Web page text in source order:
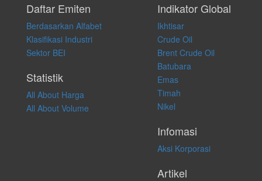
pribadi. Kami tidak memberi anjuran, saran, rekomendasi untuk
membeli, menjual atau melakukan aktivitas lain yang terkait dengan
transaksi perdagangan apapun, dan kami tidak bertanggung jawab
atas keputusan investasi yang dilakukan dalam kondisi dan situasi
apapun juga, yang diakibatkan secara langsung maupun tidak
langsung atas konten pada website ini.
Daftar Emiten
Berdasarkan Alfabet
Klasifikasi Industri
Sektor BEI
Statistik
All About Harga
All About Volume
Indikator Global
Ikhtisar
Crude Oil
Brent Crude Oil
Batubara
Emas
Timah
Nikel
Infomasi
Aksi Korporasi
Artikel